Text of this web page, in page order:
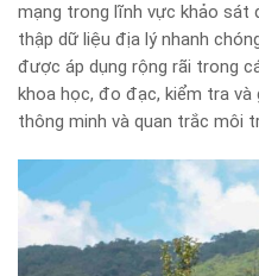
mạng trong lĩnh vực khảo sát
thập dữ liệu địa lý nhanh
được áp dụng rộng rãi trong
khoa học, đo đạc, kiểm tra
thông minh và quan trắc môi